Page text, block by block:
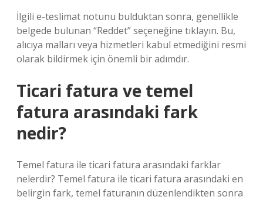
İlgili e-teslimat notunu bulduktan sonra, genellikle
belgede bulunan “Reddet” seçeneğine tıklayın. Bu,
alıcıya malları veya hizmetleri kabul etmediğini resmi
olarak bildirmek için önemli bir adımdır.
Ticari fatura ve temel
fatura arasındaki fark
nedir?
Temel fatura ile ticari fatura arasındaki farklar
nelerdir? Temel fatura ile ticari fatura arasındaki en
belirgin fark, temel faturanın düzenlendikten sonra